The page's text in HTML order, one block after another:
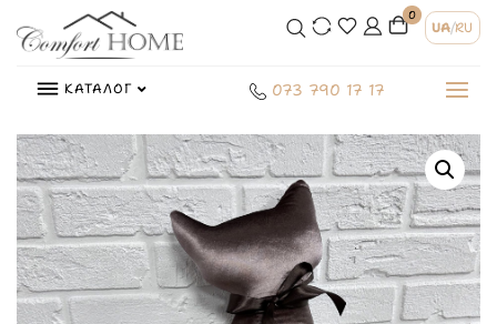
0
UA/RU
КАТАЛОГ 073 790 17 17